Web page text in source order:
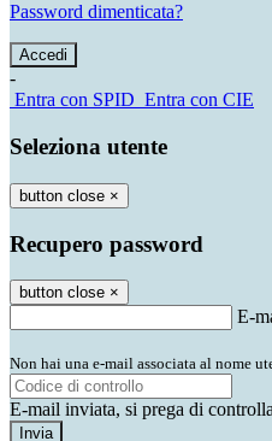
Password dimenticata?
-
Entra con SPID Entra con CIE
Seleziona utente
button close ×
Recupero password
button close ×
E-
Non hai una e-mail associata al nome
E-mail inviata, si prega di